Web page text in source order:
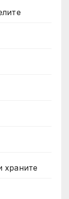
храните